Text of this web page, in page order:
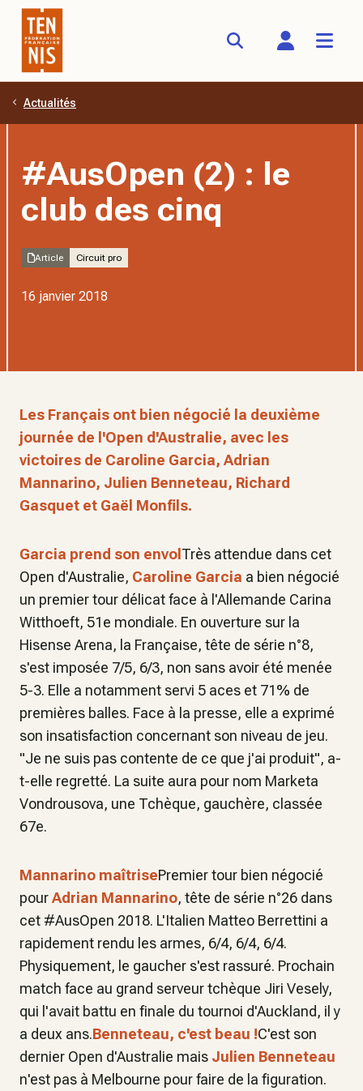
Aller au contenu principal
Actualités
#AusOpen (2) : le
club des cinq
Article Circuit pro
16 janvier 2018
Les Français ont bien négocié la deuxième
journée de l'Open d'Australie, avec les
victoires de Caroline Garcia, Adrian
Mannarino, Julien Benneteau, Richard
Gasquet et Gaël Monfils.
Garcia prend son envol Très attendue dans cet
Open d'Australie, Caroline Garcia a bien négocié
un premier tour délicat face à l'Allemande Carina
Witthoeft, 51e mondiale. En ouverture sur la
Hisense Arena, la Française, tête de série n°8,
s'est imposée 7/5, 6/3, non sans avoir été menée
5-3. Elle a notamment servi 5 aces et 71% de
premières balles. Face à la presse, elle a exprimé
son insatisfaction concernant son niveau de jeu.
"Je ne suis pas contente de ce que j'ai produit", a-
t-elle regretté. La suite aura pour nom Marketa
Vondrousova, une Tchèque, gauchère, classée
67e.
Mannarino maîtrisePremier tour bien négocié
pourAdrian Mannarino, tête de série n°26 dans
cet #AusOpen 2018. L'Italien Matteo Berrettini a
rapidement rendu les armes, 6/4, 6/4, 6/4.
Physiquement, le gaucher s'est rassuré. Prochain
match face au grand serveur tchèque Jiri Vesely,
qui l'avait battu en finale du tournoi d'Auckland, il y
a deux ans.Benneteau, c'est beau !C'est son
dernier Open d'Australie mais Julien Benneteau
n'est pas à Melbourne pour faire de la figuration.